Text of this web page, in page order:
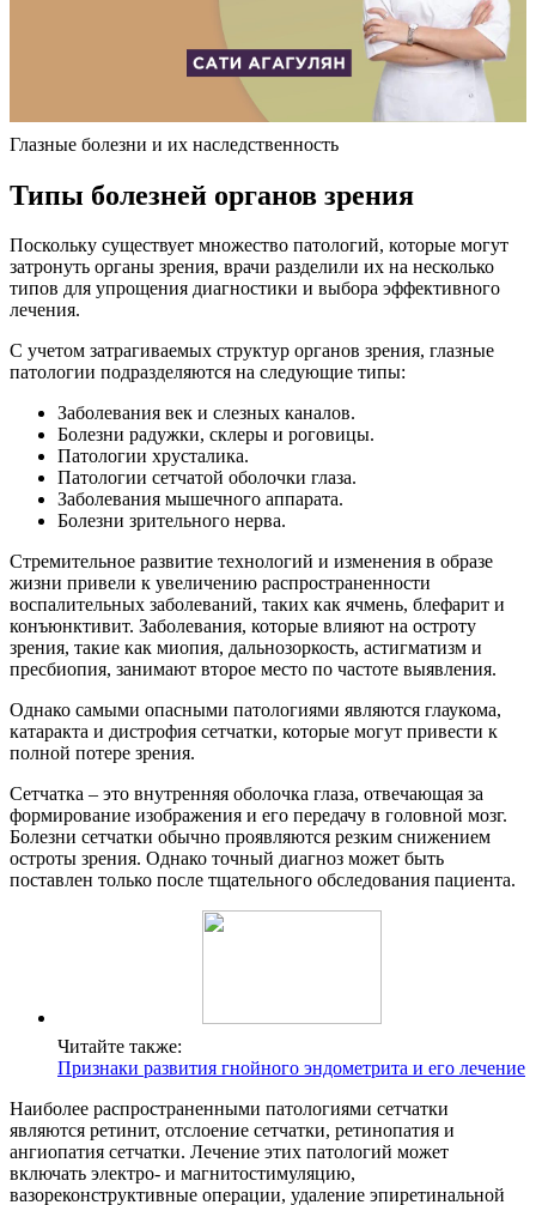
Глазные болезни и их наследственность
Типы болезней органов зрения
Поскольку существует множество патологий, которые могут
затронуть органы зрения, врачи разделили их на несколько
типов для упрощения диагностики и выбора эффективного
лечения.
С учетом затрагиваемых структур органов зрения, глазные
патологии подразделяются на следующие типы:
Заболевания век и слезных каналов.
Болезни радужки, склеры и роговицы.
Патологии хрусталика.
Патологии сетчатой оболочки глаза.
Заболевания мышечного аппарата.
Болезни зрительного нерва.
Стремительное развитие технологий и изменения в образе
жизни привели к увеличению распространенности
воспалительных заболеваний, таких как ячмень, блефарит и
конъюнктивит. Заболевания, которые влияют на остроту
зрения, такие как миопия, дальнозоркость, астигматизм и
пресбиопия, занимают второе место по частоте выявления.
Однако самыми опасными патологиями являются глаукома,
катаракта и дистрофия сетчатки, которые могут привести к
полной потере зрения.
Сетчатка – это внутренняя оболочка глаза, отвечающая за
формирование изображения и его передачу в головной мозг.
Болезни сетчатки обычно проявляются резким снижением
остроты зрения. Однако точный диагноз может быть
поставлен только после тщательного обследования пациента.
Читайте также:
Признаки развития гнойного эндометрита и его лечение
Наиболее распространенными патологиями сетчатки
являются ретинит, отслоение сетчатки, ретинопатия и
ангиопатия сетчатки. Лечение этих патологий может
включать электро- и магнитостимуляцию,
вазореконструктивные операции, удаление эпиретинальной